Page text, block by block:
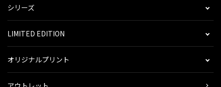
シリーズ
LIMITED EDITION
オリジナルプリント